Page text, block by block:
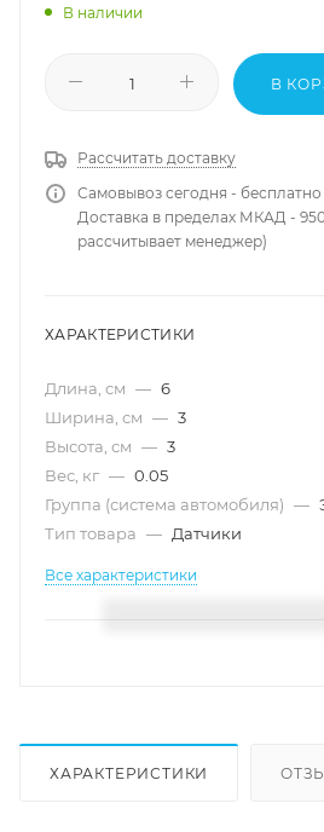
В наличии
В
Рассчитать доставку
Самовывоз сегодня - бесплатно
Доставка в пределах МКАД -
рассчитывает менеджер)
ХАРАКТЕРИСТИКИ
Длина, см — 6
Ширина, см — 3
Высота, см — 3
Вес, кг — 0.05
Группа (система автомобиля) —
Тип товара — Датчики
Все характеристики
ХАРАКТЕРИСТИКИ